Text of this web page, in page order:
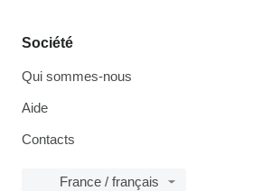
Société
Qui sommes-nous
Aide
Contacts
France / français